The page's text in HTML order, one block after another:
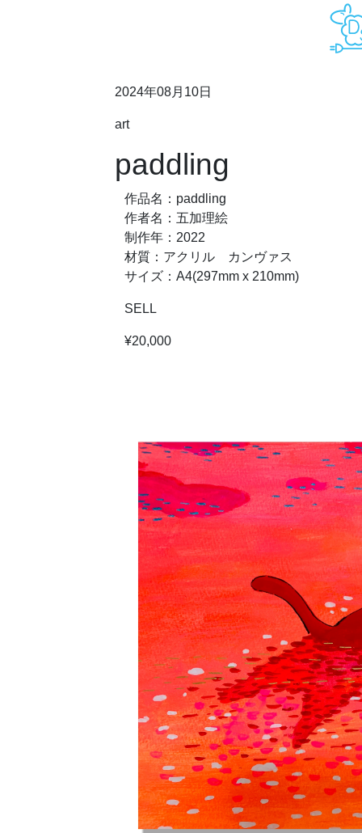
2024年08月10日
art
paddling
作品名：paddling
作者名：五加理絵
制作年：2022
材質：アクリル カンヴァス
サイズ：A4(297mm x 210mm)
SELL
¥20,000